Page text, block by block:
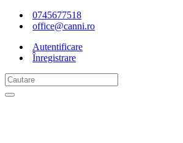
0745677518
office@canni.ro
Autentificare
Înregistrare